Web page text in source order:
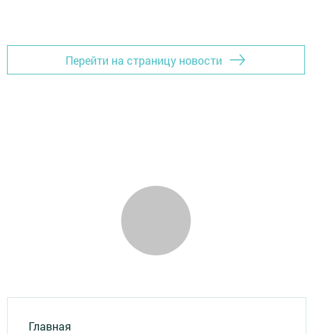
Перейти на страницу новости
Главная